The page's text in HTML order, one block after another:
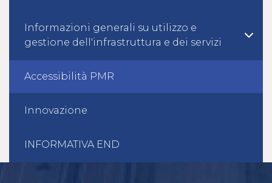
Informazioni generali su utilizzo e
gestione dell'infrastruttura e dei servizi
Accessibilità PMR
Innovazione
INFORMATIVA END